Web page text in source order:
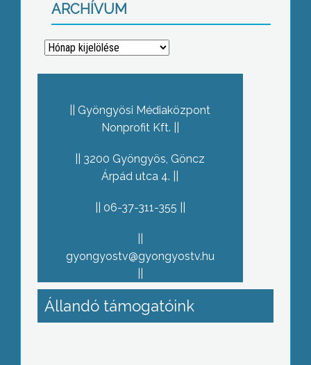
ARCHÍVUM
Archívum
Gyöngyösi Médiaközpont
Nonprofit Kft.
3200 Gyöngyös, Göncz
Árpád utca 4.
06-37-311-355
gyongyostv@gyongyostv.hu
Állandó támogatóink